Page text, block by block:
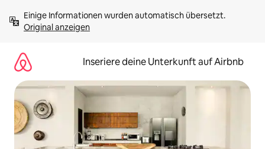
Inhalten
springenOriginal anzeigen
Inseriere deine Unterkunft auf Airbnb